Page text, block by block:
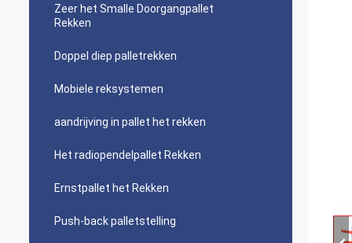
Zeer het Smalle Doorgangpallet
Rekken
Doppel diep palletrekken
Mobiele reksystemen
aandrijving in pallet het rekken
Het radiopendelpallet Rekken
Ernstpallet het Rekken
Push-back palletstelling